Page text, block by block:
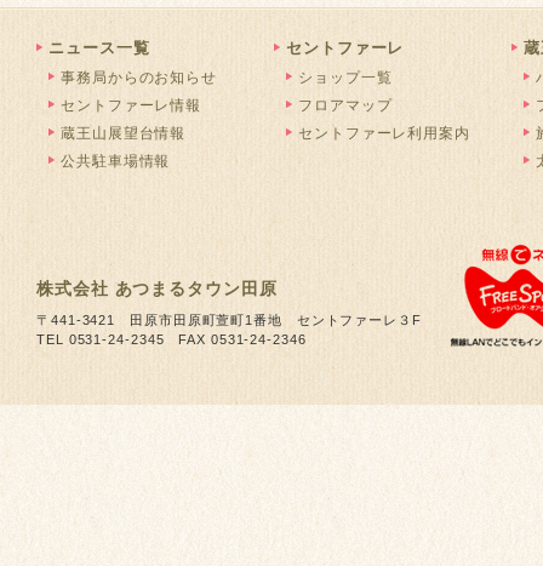
ニュース一覧
事務局からのお知らせ
セントファーレ情報
蔵王山展望台情報
公共駐車場情報
セントファーレ
ショップ一覧
フロアマップ
セントファーレ利用案内
株式会社 あつまるタウン田原
〒441-3421 田原市田原町萱町1番地 セントファーレ３F
TEL 0531-24-2345 FAX 0531-24-2346